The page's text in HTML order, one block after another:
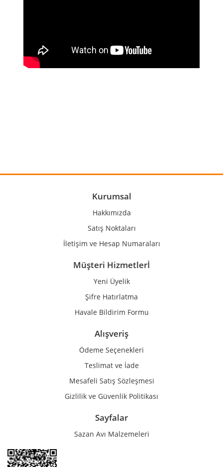
Ürün açıklamasında eksik bilgiler bulunuyor.
Ürün bilgilerinde hatalar bulunuyor.
Gönder
Kurumsal
Hakkımızda
Satış Noktaları
İletişim ve Hesap Numaraları
Müşteri Hizmetlerİ
Yeni Üyelik
Şifre Hatırlatma
Havale Bildirim Formu
Alışveriş
Ödeme Seçenekleri
Teslimat ve İade
Mesafeli Satış Sözleşmesi
Gizlilik ve Güvenlik Politikası
Sayfalar
Sazan Avı Malzemeleri